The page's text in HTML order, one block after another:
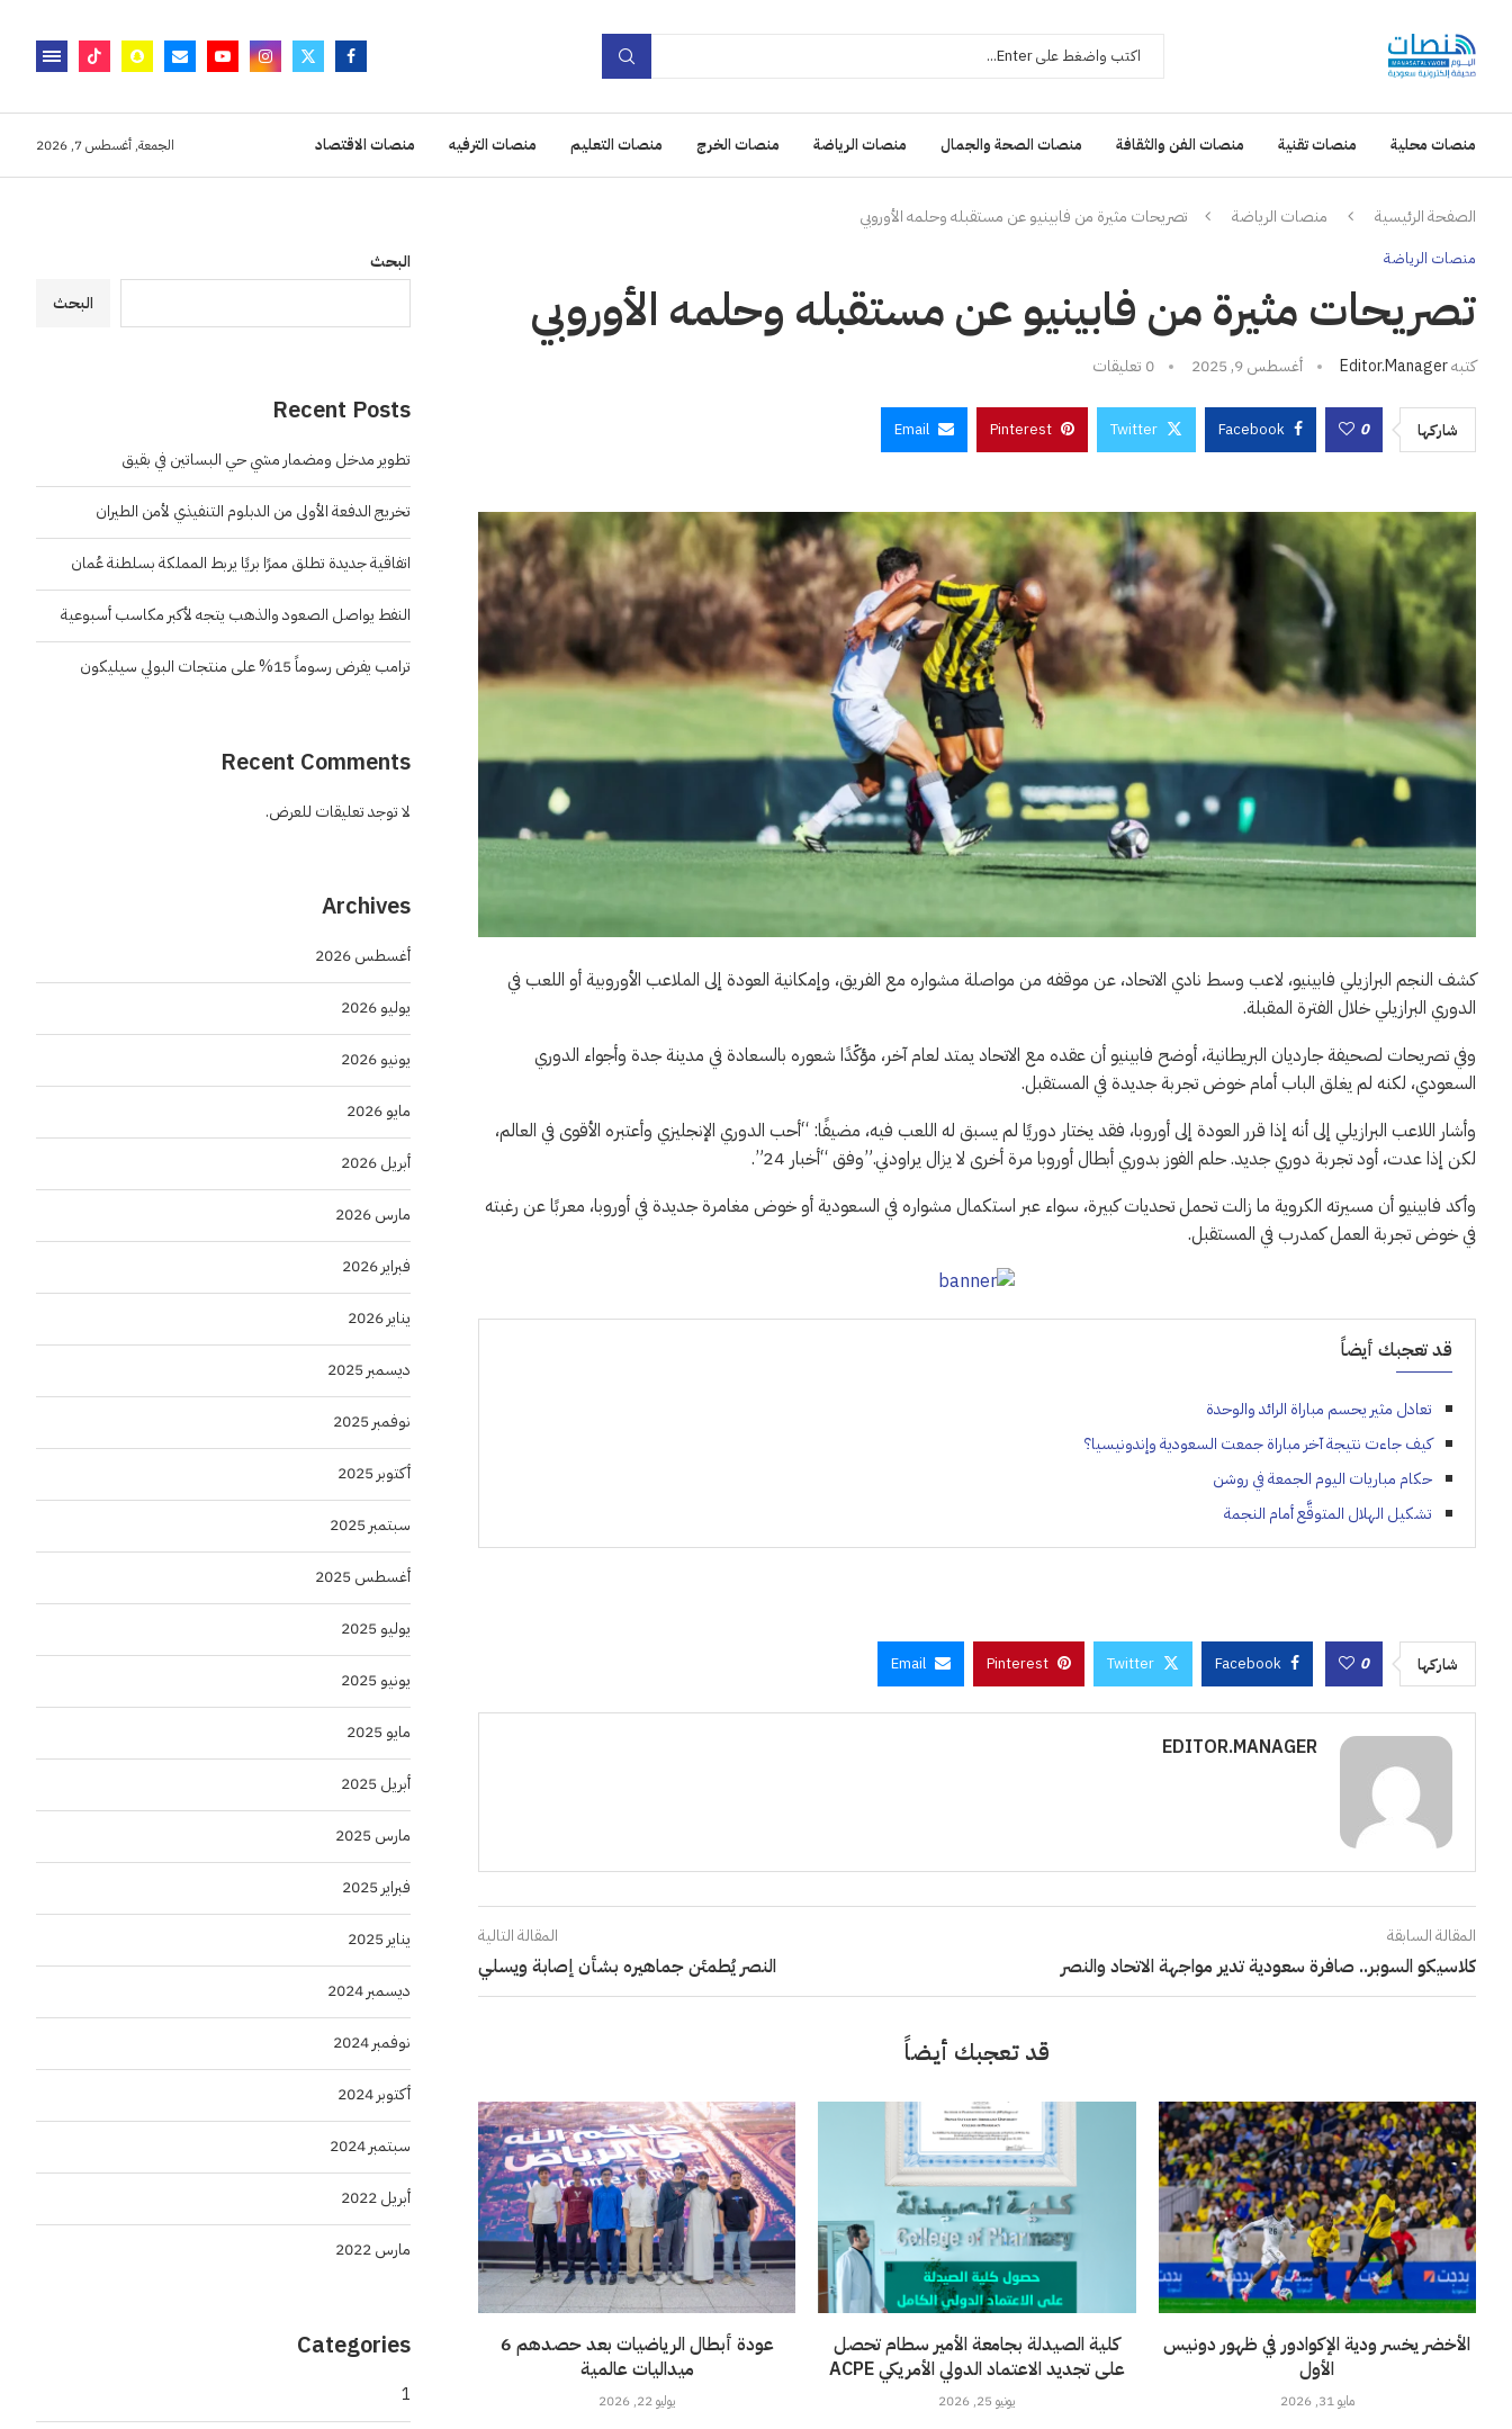
منصات محلية منصات تقنية منصات الفن والثقافة منصات الصحة والجمال منصات الرياضة منصات الخرج منصات التعليم منصات الترفيه منصات الاقتصاد الجمعة, أغسطس 7, 2026
الصفحة الرئيسية منصات الرياضة تصريحات مثيرة من فابينيو عن مستقبله وحلمه الأوروبي
منصات الرياضة
تصريحات مثيرة من فابينيو عن مستقبله وحلمه الأوروبي
كتبهEditor.manager أغسطس 9, 2025 0 تعليقات
شاركها 0
Facebook
Twitter
Pinterest
Email
كشف النجم البرازيلي فابينيو، لاعب وسط نادي الاتحاد، عن موقفه من مواصلة مشواره مع الفريق، وإمكانية العودة إلى الملاعب الأوروبية أو اللعب في
الدوري البرازيلي خلال الفترة المقبلة.
وفي تصريحات لصحيفة جارديان البريطانية، أوضح فابينيو أن عقده مع الاتحاد يمتد لعام آخر، مؤكّدًا شعوره بالسعادة في مدينة جدة وأجواء الدوري
السعودي، لكنه لم يغلق الباب أمام خوض تجربة جديدة في المستقبل.
وأشار اللاعب البرازيلي إلى أنه إذا قرر العودة إلى أوروبا، فقد يختار دوريًا لم يسبق له اللعب فيه، مضيفًا: “أحب الدوري الإنجليزي وأعتبره الأقوى في العالم،
لكن إذا عدت، أود تجربة دوري جديد. حلم الفوز بدوري أبطال أوروبا مرة أخرى لا يزال يراودني.”وفق “أخبار 24”.
وأكد فابينيو أن مسيرته الكروية ما زالت تحمل تحديات كبيرة، سواء عبر استكمال مشواره في السعودية أو خوض مغامرة جديدة في أوروبا، معربًا عن رغبته
في خوض تجربة العمل كمدرب في المستقبل.
قد تعجبك أيضاً
تعادل مثير يحسم مباراة الرائد والوحدة
كيف جاءت نتيجة آخر مباراة جمعت السعودية وإندونيسيا؟
حكام مباريات اليوم الجمعة في روشن
تشكيل الهلال المتوقَّع أمام النجمة
شاركها 0
Facebook
Twitter
Pinterest
Email
EDITOR.MANAGER
المقالة السابقة
كلاسيكو السوبر.. صافرة سعودية تدير مواجهة الاتحاد والنصر
المقالة التالية
النصر يُطمئن جماهيره بشأن إصابة ويسلي
قد تعجبك أيضاً
عودة أبطال الرياضيات بعد حصدهم 6
ميداليات عالمية
يوليو 22, 2026
كلية الصيدلة بجامعة الأمير سطام تحصل
على تجديد الاعتماد الدولي الأمريكي ACPE
يونيو 25, 2026
الأخضر يخسر ودية الإكوادور في ظهور دونيس
الأول
مايو 31, 2026
البحث
البحث
Recent Posts
تطوير مدخل ومضمار مشي حي البساتين في بقيق
تخريج الدفعة الأولى من الدبلوم التنفيذي لأمن الطيران
اتفاقية جديدة تطلق ممرًا بريًا يربط المملكة بسلطنة عُمان
النفط يواصل الصعود والذهب يتجه لأكبر مكاسب أسبوعية
ترامب يفرض رسوماً 15% على منتجات البولي سيليكون
Recent Comments
لا توجد تعليقات للعرض.
Archives
أغسطس 2026
يوليو 2026
يونيو 2026
مايو 2026
أبريل 2026
مارس 2026
فبراير 2026
يناير 2026
ديسمبر 2025
نوفمبر 2025
أكتوبر 2025
سبتمبر 2025
أغسطس 2025
يوليو 2025
يونيو 2025
مايو 2025
أبريل 2025
مارس 2025
فبراير 2025
يناير 2025
ديسمبر 2024
نوفمبر 2024
أكتوبر 2024
سبتمبر 2024
أبريل 2022
مارس 2022
Categories
1